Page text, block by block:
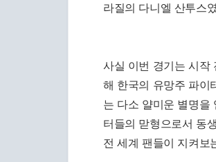
라질의 다니엘 산투스
사실 이번 경기는 시작
해 한국의 유망주 파이
는 다소 얄미운 별명을
터들의 맏형으로서 동
전 세계 팬들이 지켜보